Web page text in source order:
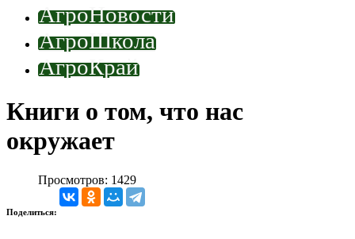
АгроНовости
АгроШкола
АгроКрай
Книги о том, что нас
окружает
Просмотров: 1429
Поделиться: